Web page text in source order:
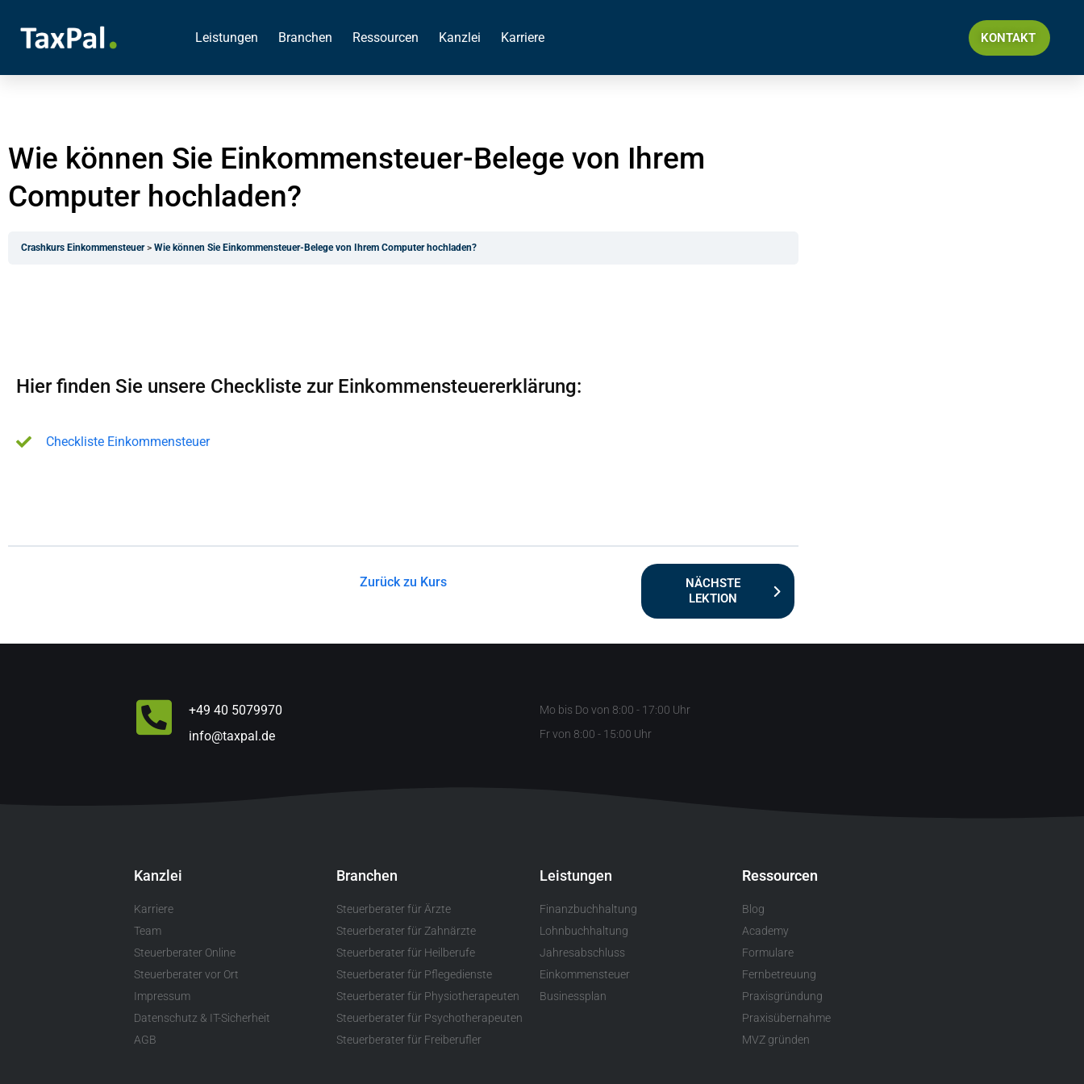
Leistungen Branchen Ressourcen Kanzlei Karriere KONTAKT
Wie können Sie Einkommensteuer-Belege von Ihrem
Computer hochladen?
Crashkurs Einkommensteuer Wie können Sie Einkommensteuer-Belege von Ihrem Computer hochladen?
Hier finden Sie unsere Checkliste zur Einkommensteuererklärung:
Checkliste Einkommensteuer
Zurück zu Kurs
NÄCHSTE
LEKTION
+49 40 5079970
info@taxpal.de
Mo bis Do von 8:00 - 17:00 Uhr
Fr von 8:00 - 15:00 Uhr
Kanzlei
Karriere
Team
Steuerberater Online
Steuerberater vor Ort
Impressum
Datenschutz & IT-Sicherheit
AGB
Branchen
Steuerberater für Ärzte
Steuerberater für Zahnärzte
Steuerberater für Heilberufe
Steuerberater für Pflegedienste
Steuerberater für Physiotherapeuten
Steuerberater für Psychotherapeuten
Steuerberater für Freiberufler
Leistungen
Finanzbuchhaltung
Lohnbuchhaltung
Jahresabschluss
Einkommensteuer
Businessplan
Ressourcen
Blog
Academy
Formulare
Fernbetreuung
Praxisgründung
Praxisübernahme
MVZ gründen